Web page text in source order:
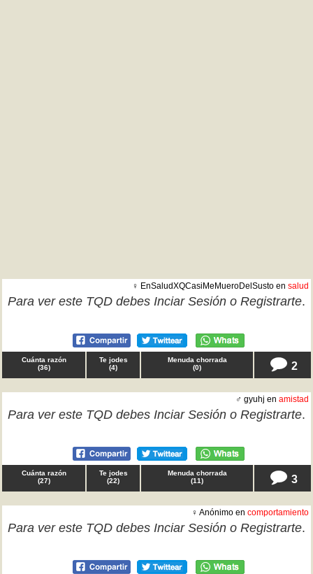
♀ EnSaludXQCasiMeMueroDelSusto en salud
Para ver este TQD debes Inciar Sesión o Registrarte.
Cuánta razón
(36)
Te jodes
(4)
Menuda chorrada
(0) 2
♂ gyuhj en amistad
Para ver este TQD debes Inciar Sesión o Registrarte.
Cuánta razón
(27)
Te jodes
(22)
Menuda chorrada
(11) 3
♀ Anónimo en comportamiento
Para ver este TQD debes Inciar Sesión o Registrarte.